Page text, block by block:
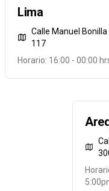
Lima
Calle Manuel Bonilla
117
Horario: 16:00 - 00:00